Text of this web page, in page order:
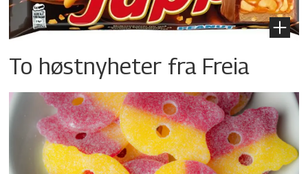
To høstnyheter fra Freia